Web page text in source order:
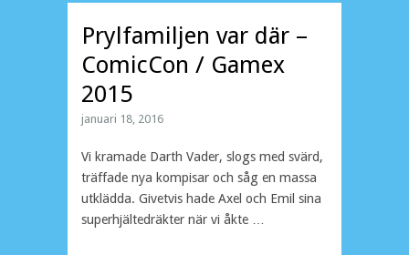
Prylfamiljen var där –
ComicCon / Gamex
2015
januari 18, 2016
Vi kramade Darth Vader, slogs med svärd,
träffade nya kompisar och såg en massa
utklädda. Givetvis hade Axel och Emil sina
superhjältedräkter när vi åkte …